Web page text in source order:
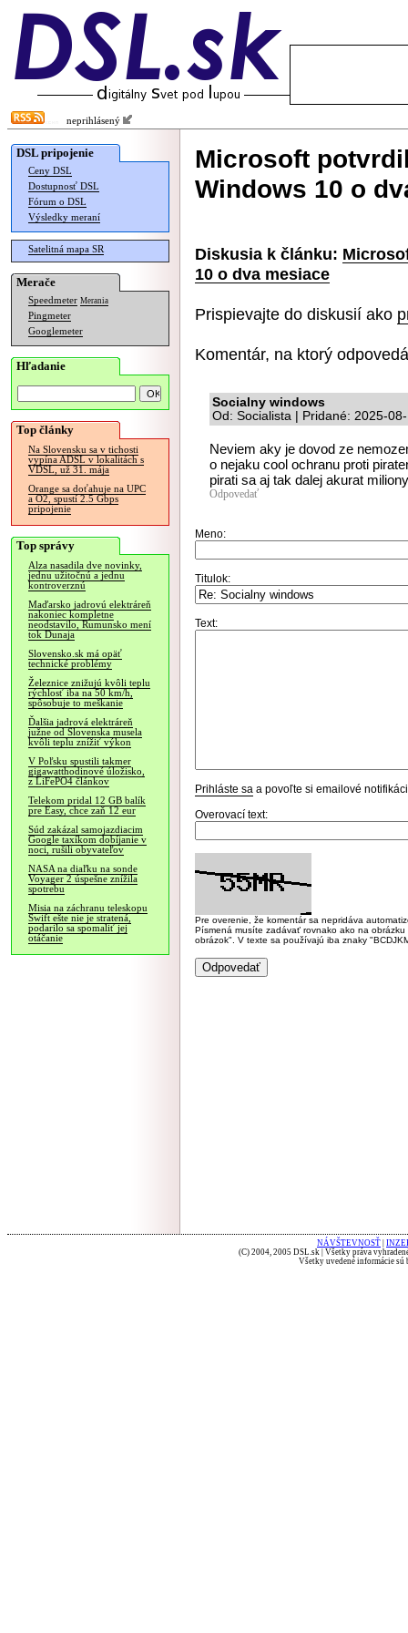
neprihlásený
DSL pripojenie
Ceny DSL
Dostupnosť DSL
Fórum o DSL
Výsledky meraní
Satelitná mapa SR
Merače
Speedmeter Merania
Pingmeter
Googlemeter
Hľadanie
Top články
Na Slovensku sa v tichosti
vypína ADSL v lokalitách s
VDSL, už 31. mája
Orange sa doťahuje na UPC
a O2, spustí 2.5 Gbps
pripojenie
Top správy
Alza nasadila dve novinky,
jednu užitočnú a jednu
kontroverznú
Maďarsko jadrovú elektráreň
nakoniec kompletne
neodstavilo, Rumunsko mení
tok Dunaja
Slovensko.sk má opäť
technické problémy
Železnice znižujú kvôli teplu
rýchlosť iba na 50 km/h,
spôsobuje to meškanie
Ďalšia jadrová elektráreň
južne od Slovenska musela
kvôli teplu znížiť výkon
V Poľsku spustili takmer
gigawatthodinové úložisko,
z LiFePO4 článkov
Telekom pridal 12 GB balík
pre Easy, chce zaň 12 eur
Súd zakázal samojazdiacim
Google taxíkom dobíjanie v
noci, rušili obyvateľov
NASA na diaľku na sonde
Voyager 2 úspešne znížila
spotrebu
Misia na záchranu teleskopu
Swift ešte nie je stratená,
podarilo sa spomaliť jej
otáčanie
Microsoft
Windows 10 o
Diskusia k článku:
10 o dva mesiace
Prispievajte do diskusií ako
Komentár, na ktorý
Socialny windows
Od: Socialista | Pridané: 2025-
Neviem aky je dovod ze
o nejaku cool ochranu proti
pirati sa aj tak dalej akurat
Odpovedať
Meno:
Titulok:
Text:
Prihláste sa a povoľte si emailové
Overovací text:
Pre overenie, že komentár sa nepridáva
Písmená musíte zadávať rovnako ako na
obrázok". V texte sa používajú iba znaky
NÁVŠTEVNOSŤ
(C) 2004, 2005 DSL.sk | Všetky práva
Všetky uvedené informácie sú